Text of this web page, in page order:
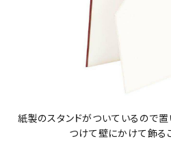
紙製のスタンドがついているので
つけて壁にかけて飾る